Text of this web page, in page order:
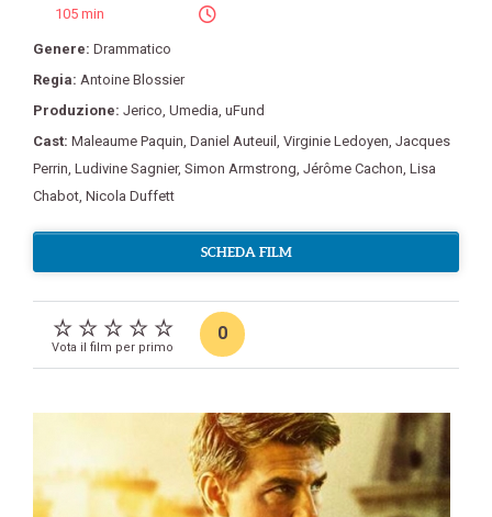
105 min
Genere: Drammatico
Regia: Antoine Blossier
Produzione: Jerico Umedia uFund
Cast: Maleaume Paquin Daniel Auteuil Virginie Ledoyen Jacques
Perrin Ludivine Sagnier, Simon Armstrong Jérôme Cachon Lisa
Chabot Nicola Duffett
SCHEDA FILM
Vota il film per primo
0